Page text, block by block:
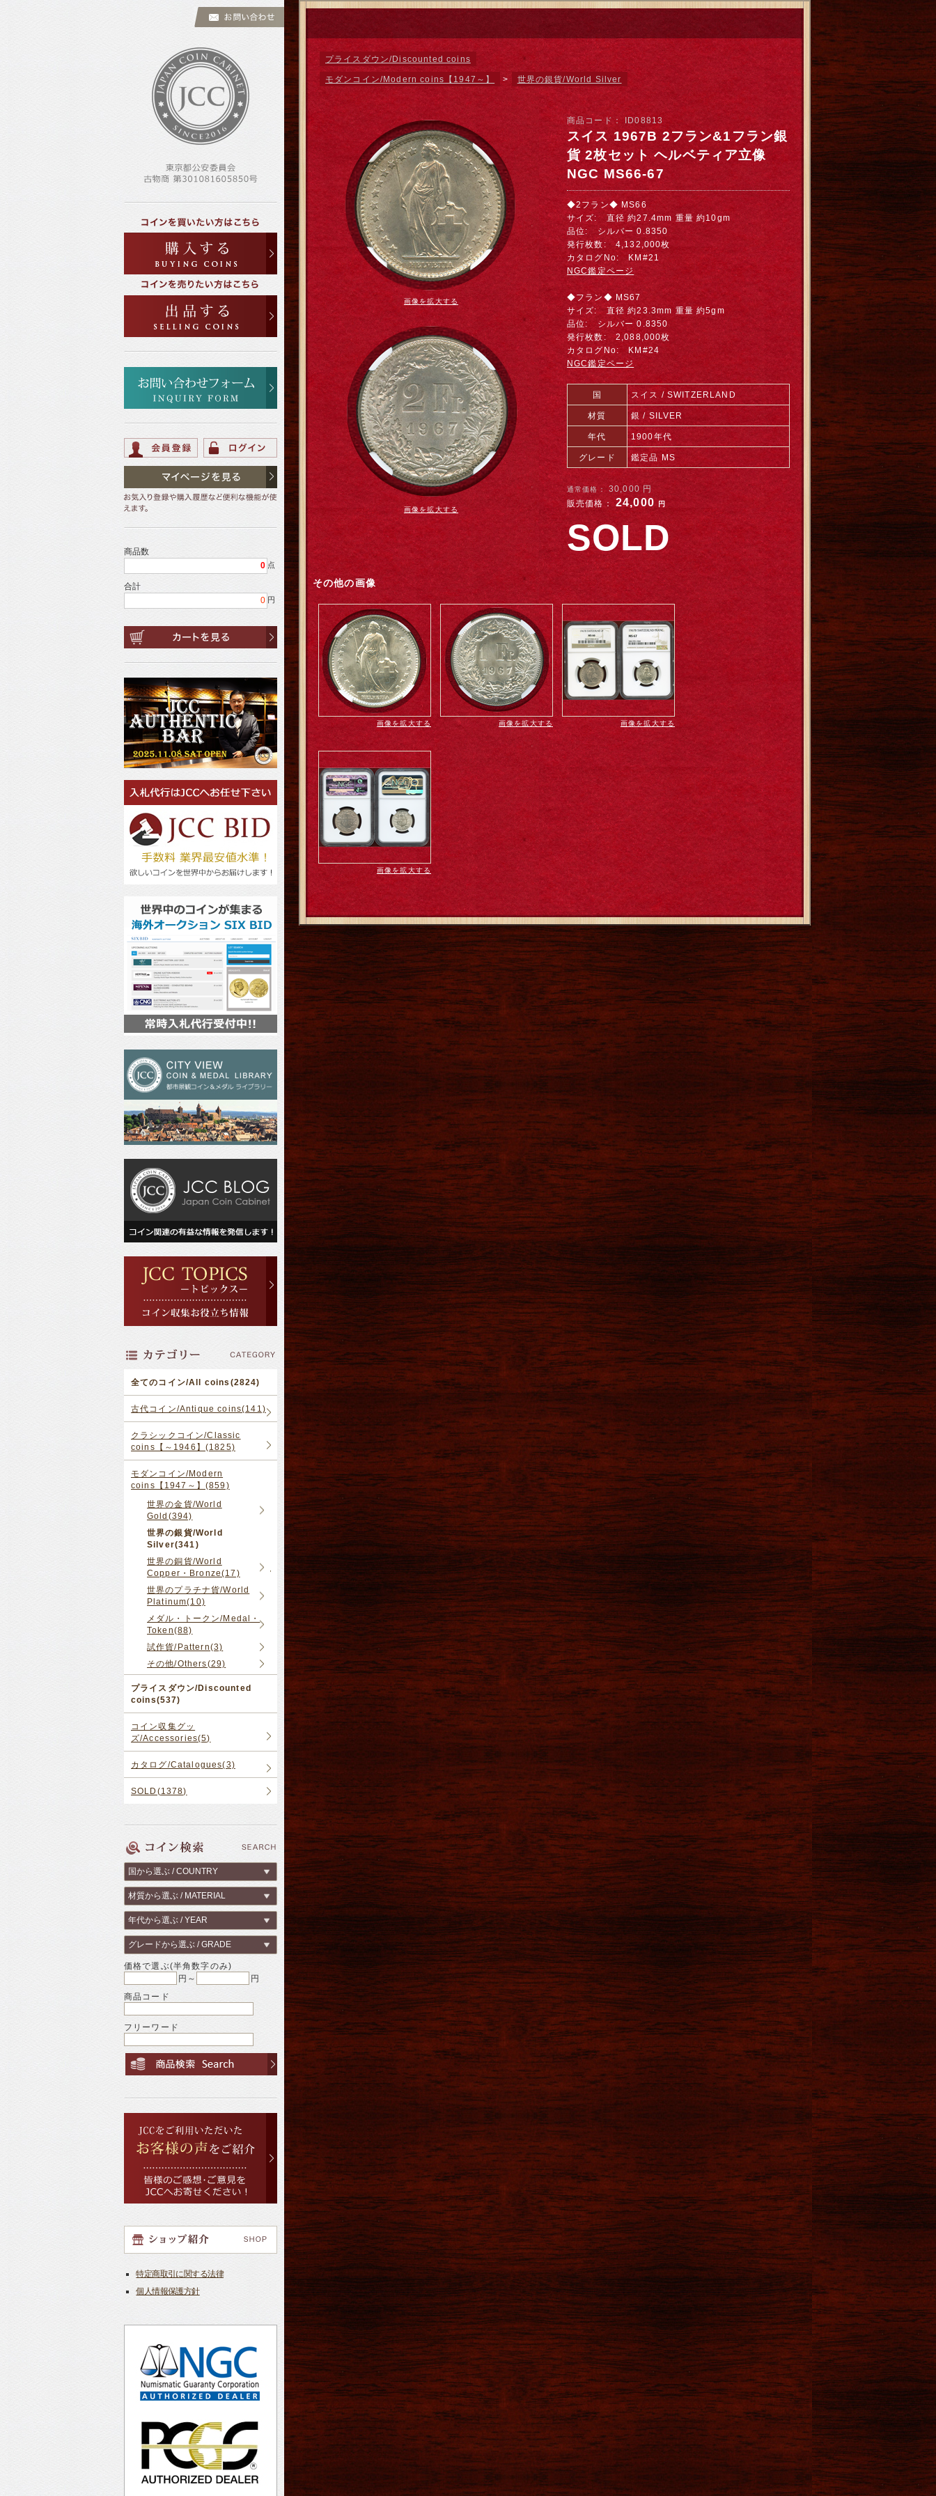
商品数
0 点
合計
0 円
全てのコイン/All coins(2824)
古代コイン/Antique coins(141)
クラシックコイン/Classic
coins【～1946】(1825)
モダンコイン/Modern
coins【1947～】(859)
世界の金貨/World
Gold(394)
世界の銀貨/World
Silver(341)
世界の銅貨/World
Copper・Bronze(17)
世界のプラチナ貨/World
Platinum(10)
メダル・トークン/Medal・
Token(88)
試作貨/Pattern(3)
その他/Others(29)
プライスダウン/Discounted
coins(537)
コイン収集グッ
ズ/Accessories(5)
カタログ/Catalogues(3)
SOLD(1378)
価格で選ぶ(半角数字のみ)
円～
円
商品コード
フリーワード
特定商取引に関する法律
個人情報保護方針
プライスダウン/Discounted coins
モダンコイン/Modern coins【1947～】 > 世界の銀貨/World Silver
画像を拡大する
画像を拡大する
商品コード： ID08813
スイス 1967B 2フラン&1フラン銀
貨 2枚セット ヘルベティア立像
NGC MS66-67
◆2フラン◆ MS66
サイズ: 直径 約27.4mm 重量 約10gm
品位: シルバー 0.8350
発行枚数: 4,132,000枚
カタログNo: KM#21
NGC鑑定ページ
◆フラン◆ MS67
サイズ: 直径 約23.3mm 重量 約5gm
品位: シルバー 0.8350
発行枚数: 2,088,000枚
カタログNo: KM#24
NGC鑑定ページ
国 スイス / SWITZERLAND
材質 銀 / SILVER
年代 1900年代
グレード 鑑定品 MS
通常価格： 30,000円
販売価格： 24,000 円
SOLD
その他の画像
画像を拡大する 画像を拡大する 画像を拡大する
画像を拡大する